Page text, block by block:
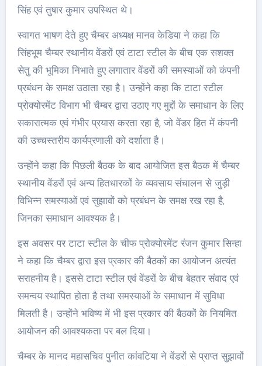
सिंह एवं तुषार कुमार उपस्थित थे।
स्वागत भाषण देते हुए चैम्बर अध्यक्ष मानव केडिया ने कहा कि
सिंहभूम चैम्बर स्थानीय वेंडरों एवं टाटा स्टील के बीच एक सशक्त
सेतु की भूमिका निभाते हुए लगातार वेंडरों की समस्याओं को कंपनी
प्रबंधन के समक्ष उठाता रहा है। उन्होंने कहा कि टाटा स्टील
प्रोक्योरमेंट विभाग भी चैम्बर द्वारा उठाए गए मुद्दों के समाधान के लिए
सकारात्मक एवं गंभीर प्रयास करता रहा है, जो वेंडर हित में कंपनी
की उच्चस्तरीय कार्यप्रणाली को दर्शाता है।
उन्होंने कहा कि पिछली बैठक के बाद आयोजित इस बैठक में चैम्बर
स्थानीय वेंडरों एवं अन्य हितधारकों के व्यवसाय संचालन से जुड़ी
विभिन्न समस्याओं एवं सुझावों को प्रबंधन के समक्ष रख रहा है,
जिनका समाधान आवश्यक है।
इस अवसर पर टाटा स्टील के चीफ प्रोक्योरमेंट रंजन कुमार सिन्हा
ने कहा कि चैम्बर द्वारा इस प्रकार की बैठकों का आयोजन अत्यंत
सराहनीय है। इससे टाटा स्टील एवं वेंडरों के बीच बेहतर संवाद एवं
समन्वय स्थापित होता है तथा समस्याओं के समाधान में सुविधा
मिलती है। उन्होंने भविष्य में भी इस प्रकार की बैठकों के नियमित
आयोजन की आवश्यकता पर बल दिया।
चैम्बर के मानद महासचिव पुनीत कांवटिया ने वेंडरों से प्राप्त सुझावों